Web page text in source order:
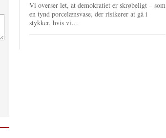
Vi overser let, at demokratiet er skrøbeligt – som
en tynd porcelænsvase, der risikerer at gå i
stykker, hvis vi…